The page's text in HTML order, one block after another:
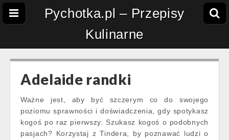
Pychotka.pl – Przepisy
Kulinarne
Adelaide randki
Ważne jest, aby być szczerym co do swojego
poziomu sprawności i doświadczenia, gdy spotykasz
kogoś po raz pierwszy. Szukasz kogoś o podobnych
pasjach? Korzystaj z Tindera, by poznawać ludzi o